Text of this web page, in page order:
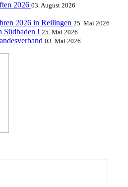
2026 03. August 2026
2026 in Reilingen 25. Mai 2026
Südbaden ! 25. Mai 2026
03. Mai 2026